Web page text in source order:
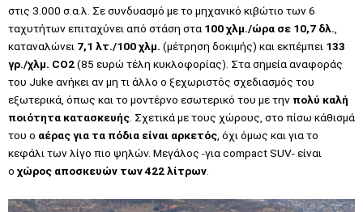
στις 3.000 σ.α.λ. Σε συνδυασμό με το μηχανικό κιβώτιο των 6
ταχυτήτων επιταχύνει από στάση στα 100 χλμ./ώρα σε 10,7 δλ.
καταναλώνει 7,1 λτ./100 χλμ. (μέτρηση δοκιμής) και εκπέμπει 133
γρ./χλμ. CO2(85 ευρώ τέλη κυκλοφορίας). Στα σημεία αναφοράς
του Juke ανήκει αν μη τι άλλο ο ξεχωριστός σχεδιασμός του
εξωτερικά, όπως και το μοντέρνο εσωτερικό του με την πολύ καλή
ποιότητα κατασκευής . Σχετικά με τους χώρους, στο πίσω κάθισμά
του ο αέρας για τα πόδια είναι αρκετός , όχι όμως και για το
κεφάλι των λίγο πιο ψηλών. Μεγάλος -για compact SUV- είναι
ο χώρος αποσκευών των 422 λίτρων